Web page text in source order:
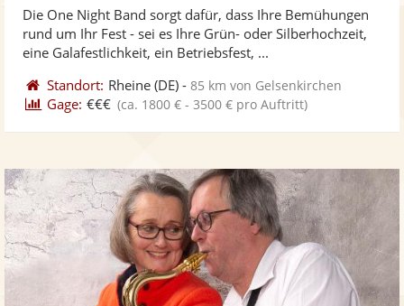
Fotos
5
Sternen
Die One Night Band sorgt dafür, dass Ihre Bemühungen
rund um Ihr Fest - sei es Ihre Grün- oder Silberhochzeit,
eine Galafestlichkeit, ein Betriebsfest, ...
Standort: Rheine (DE) -85 km von Gelsenkirchen
Gage: €€€ (ca. 1800 € - 3500 € pro Auftritt)